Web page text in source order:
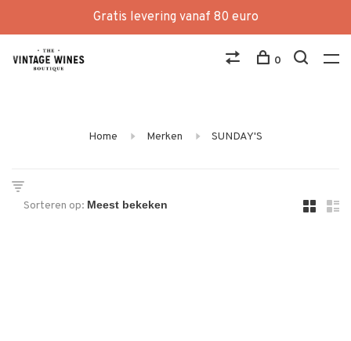
Gratis levering vanaf 80 euro
0
Home Merken SUNDAY'S
Sorteren op: